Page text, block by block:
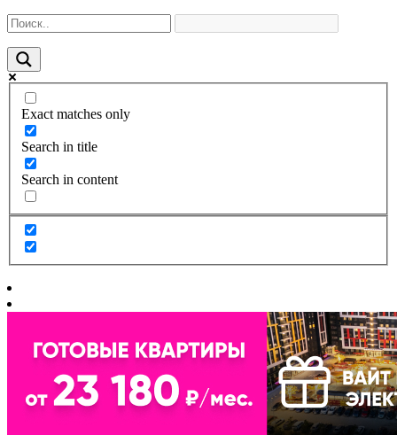
Exact matches only
Search in title
Search in content